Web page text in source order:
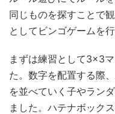
同じものを探すことで
としてビンゴゲームを行
まずは練習として3×3
た。数字を配置する際
を並べていく子やラン
ました。ハテナボック